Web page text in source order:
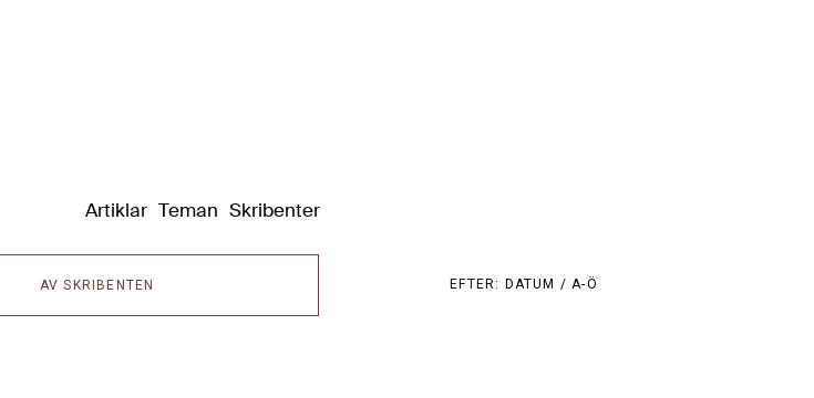
Artiklar Teman Skribenter
AV SKRIBENTEN EFTER: DATUM / A-Ö